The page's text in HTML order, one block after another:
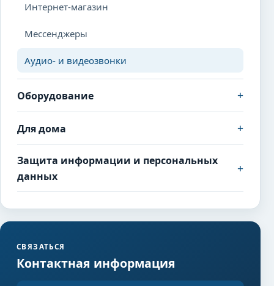
Интернет-магазин
Мессенджеры
Аудио- и видеозвонки
Оборудование +
Для дома +
Защита информации и персональных
данных
+
СВЯЗАТЬСЯ
Контактная информация